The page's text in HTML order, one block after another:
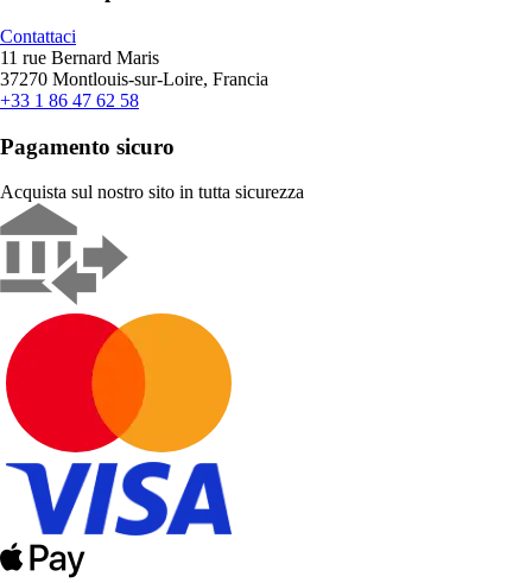
Contattaci
11 rue Bernard Maris
37270 Montlouis-sur-Loire, Francia
+33 1 86 47 62 58
Pagamento sicuro
Acquista sul nostro sito in tutta sicurezza